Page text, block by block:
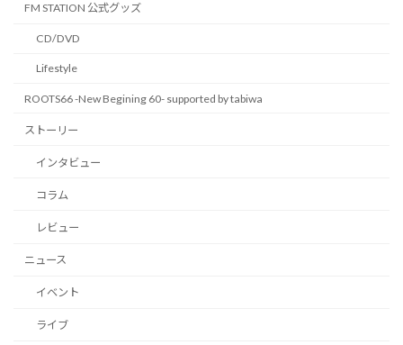
FM STATION 公式グッズ
CD/DVD
Lifestyle
ROOTS66 -New Begining 60- supported by tabiwa
ストーリー
インタビュー
コラム
レビュー
ニュース
イベント
ライブ